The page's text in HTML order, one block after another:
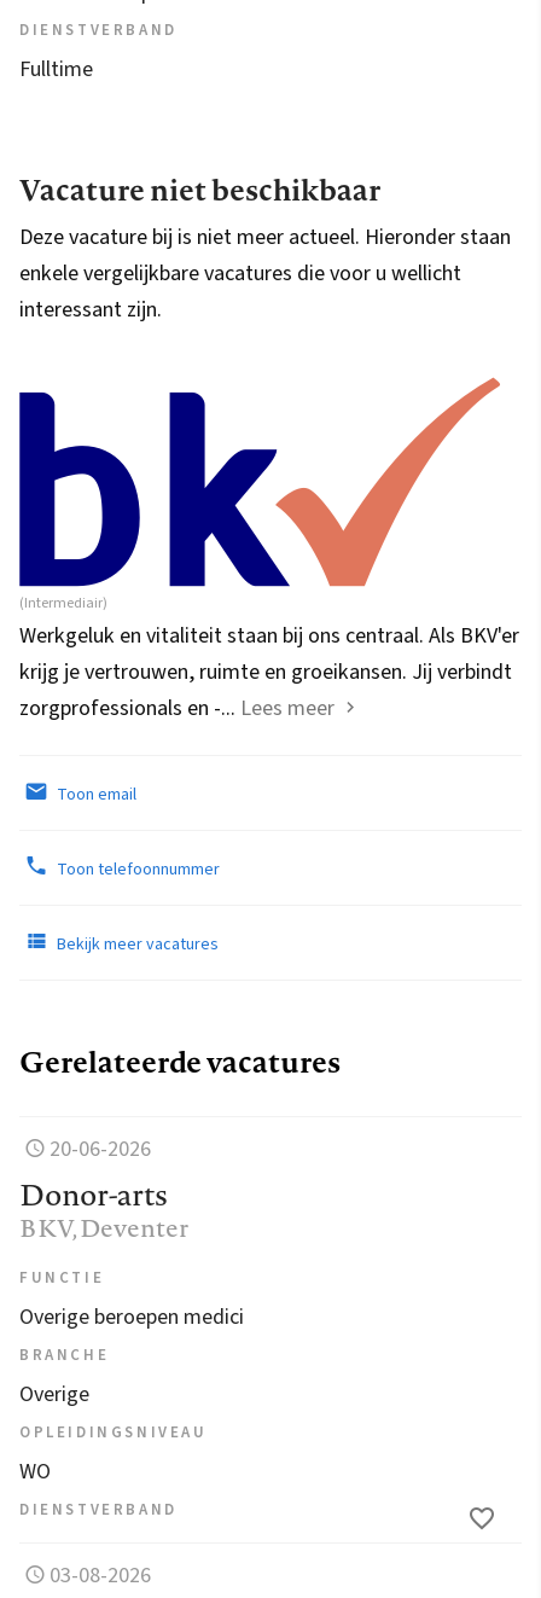
DIENSTVERBAND
Fulltime
Vacature niet beschikbaar
Deze vacature bij is niet meer actueel. Hieronder staan
enkele vergelijkbare vacatures die voor u wellicht
interessant zijn.
(Intermediair)
Werkgeluk en vitaliteit staan bij ons centraal. Als BKV'er
krijg je vertrouwen, ruimte en groeikansen. Jij verbindt
zorgprofessionals en -... Lees meer
Toon email
Toon telefoonnummer
Bekijk meer vacatures
Gerelateerde vacatures
20-06-2026
Donor-arts
BKV, Deventer
FUNCTIE
Overige beroepen medici
BRANCHE
Overige
OPLEIDINGSNIVEAU
WO
DIENSTVERBAND
03-08-2026